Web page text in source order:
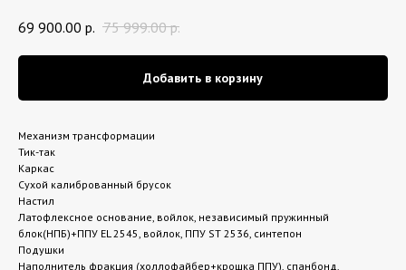
69 900.00 р. 75 999.00 р.
Добавить в корзину
Механизм трансформации
Тик-так
Каркас
Сухой калиброванный брусок
Настил
Латофлексное основание, войлок, независимый пружинный
блок(НПБ)+ППУ EL 2545, войлок, ППУ ST 2536, синтепон
Подушки
Наполнитель фракция (холлофайбер+крошка ППУ), спанбонд,